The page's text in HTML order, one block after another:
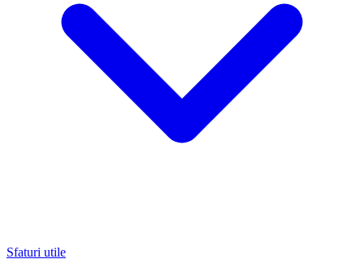
Sfaturi utile